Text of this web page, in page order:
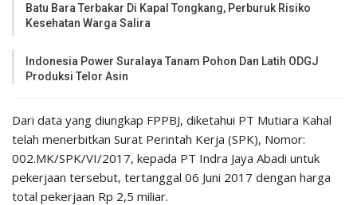
Batu Bara Terbakar Di Kapal Tongkang, Perburuk Risiko
Kesehatan Warga Salira
Indonesia Power Suralaya Tanam Pohon Dan Latih ODGJ
Produksi Telor Asin
Dari data yang diungkap FPPBJ, diketahui PT Mutiara Kahal
telah menerbitkan Surat Perintah Kerja (SPK), Nomor:
002.MK/SPK/VI/2017, kepada PT Indra Jaya Abadi untuk
pekerjaan tersebut, tertanggal 06 Juni 2017 dengan harga
total pekerjaan Rp 2,5 miliar.